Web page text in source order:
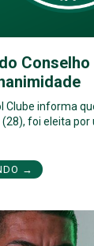
Clube informa
foi eleita por
→